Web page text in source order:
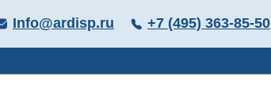
+7 (495) 363-85-50
Info@ardisp.ru